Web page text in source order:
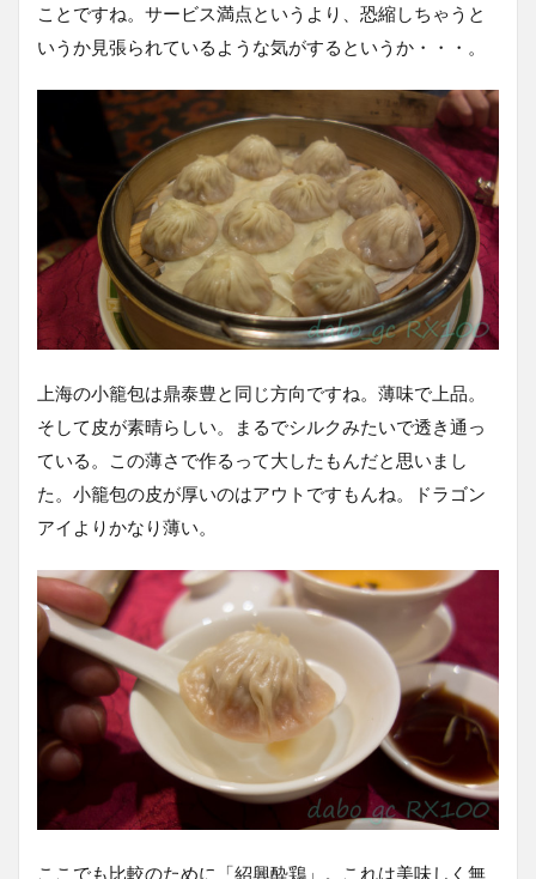
ことですね。サービス満点というより、恐縮しちゃうと
いうか見張られているような気がするというか・・・。
上海の小籠包は鼎泰豊と同じ方向ですね。薄味で上品。
そして皮が素晴らしい。まるでシルクみたいで透き通っ
ている。この薄さで作るって大したもんだと思いまし
た。小籠包の皮が厚いのはアウトですもんね。ドラゴン
アイよりかなり薄い。
ここでも比較のために「紹興酔鶏」。これは美味しく無